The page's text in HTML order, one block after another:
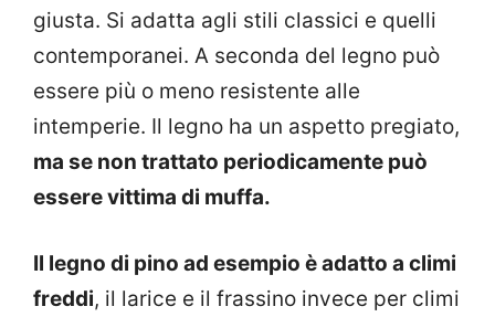
giusta. Si adatta agli stili classici e quelli
contemporanei. A seconda del legno può
essere più o meno resistente alle
intemperie. Il legno ha un aspetto pregiato,
ma se non trattato periodicamente può
essere vittima di muffa.
Il legno di pino ad esempio è adatto a climi
freddi, il larice e il frassino invece per climi